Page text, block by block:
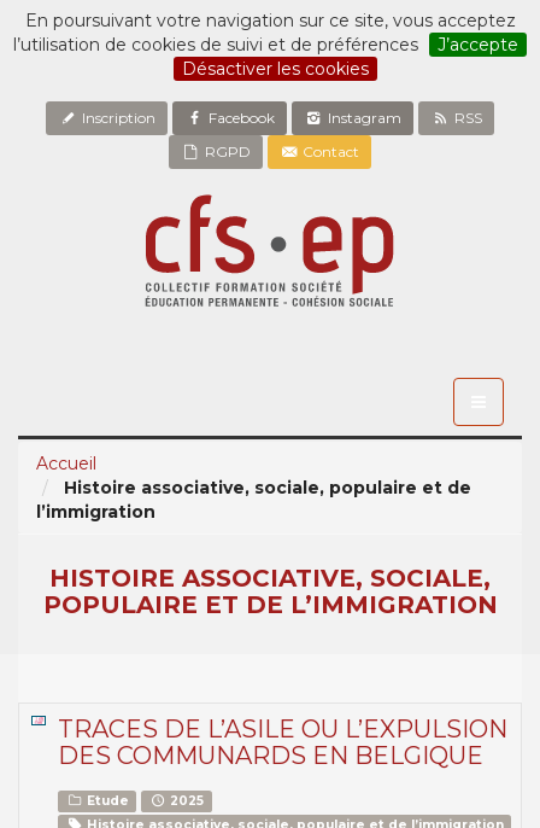
En poursuivant votre navigation sur ce site, vous acceptez
l’utilisation de cookies de suivi et de préférences
J’accepte
Désactiver les cookies
Inscription Facebook Instagram
RSS
RGPD
Contact
Accueil
Histoire associative, sociale, populaire et de
l’immigration
HISTOIRE ASSOCIATIVE, SOCIALE,
POPULAIRE ET DE L’IMMIGRATION
TRACES DE L’ASILE OU L’EXPULSION
DES COMMUNARDS EN BELGIQUE
Etude
2025